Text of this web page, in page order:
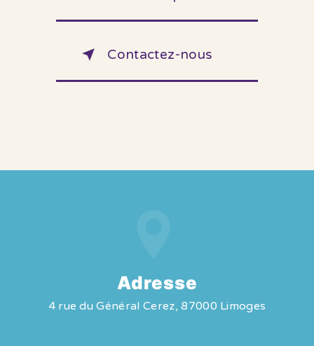
Contactez-nous
Adresse
4 rue du Général Cerez, 87000 Limoges